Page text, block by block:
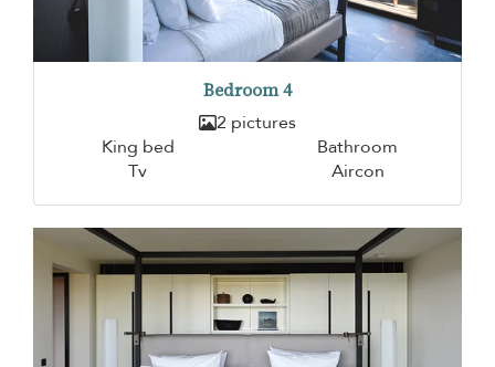
Bedroom 4
2 pictures
King bed
Bathroom
Tv
Aircon